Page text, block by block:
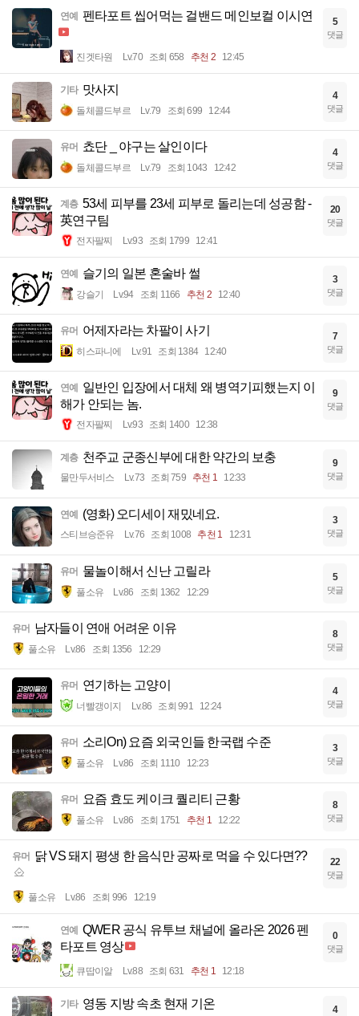
연예 펜타포트 씹어먹는 걸밴드 메인보컬 이시연
진겟타원 Lv.70 조회 658 추천 2 12:45
5
댓글
기타 맛사지
돌체콜드부르 Lv.79 조회 699 12:44
4
댓글
유머 쵸단 _ 야구는 살인이다
돌체콜드부르 Lv.79 조회 1043 12:42
4
댓글
계층 53세 피부를 23세 피부로 돌리는데 성공함 -
英연구팀
전자팔찌 Lv.93 조회 1799 12:41
20
댓글
연예 슬기의 일본 혼술바 썰
강슬기 Lv.94 조회 1166 추천 2 12:40
3
댓글
유머 어제자라는 차팔이 사기
히스파니에 Lv.91 조회 1384 12:40
7
댓글
연예 일반인 입장에서 대체 왜 병역기피했는지 이
해가 안되는 놈.
전자팔찌 Lv.93 조회 1400 12:38
9
댓글
계층 천주교 군종신부에 대한 약간의 보충
물만두서비스 Lv.73 조회 759 추천 1 12:33
9
댓글
연예 (영화) 오디세이 재밌네요.
스티브승준유 Lv.76 조회 1008 추천 1 12:31
3
댓글
유머 물놀이해서 신난 고릴라
풀소유 Lv.86 조회 1362 12:29
5
댓글
유머 남자들이 연애 어려운 이유
풀소유 Lv.86 조회 1356 12:29
8
댓글
유머 연기하는 고양이
너빨갱이지 Lv.86 조회 991 12:24
4
댓글
유머 소리On) 요즘 외국인들 한국랩 수준
풀소유 Lv.86 조회 1110 12:23
3
댓글
유머 요즘 효도 케이크 퀄리티 근황
풀소유 Lv.86 조회 1751 추천 1 12:22
8
댓글
유머 닭 VS 돼지 평생 한 음식만 공짜로 먹을 수 있다면??
풀소유 Lv.86 조회 996 12:19
22
댓글
연예 QWER 공식 유투브 채널에 올라온 2026 펜
타포트 영상
큐땁이알 Lv.88 조회 631 추천 1 12:18
0
댓글
기타 영동 지방 속초 현재 기온 4